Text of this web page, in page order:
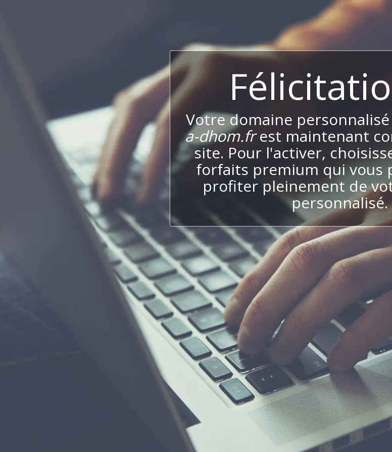
Votre domaine personnalisé
a-dhom.frest maintenant
site. Pour l'activer,
forfaits premium qui vous
profiter pleinement de
personnalisé.